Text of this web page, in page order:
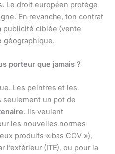
Le droit européen protège
En revanche, ton contrat
publicité ciblée (vente
géographique.
porteur que jamais ?
Les peintres et les
seulement un pot de
. Ils veulent
les nouvelles normes
produits « bas COV »),
l’extérieur (ITE), ou pour la